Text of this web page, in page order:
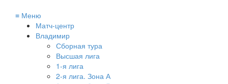
≡ Меню
Матч-центр
Владимир
Сборная тура
Высшая лига
1-я лига
2-я лига. Зона А